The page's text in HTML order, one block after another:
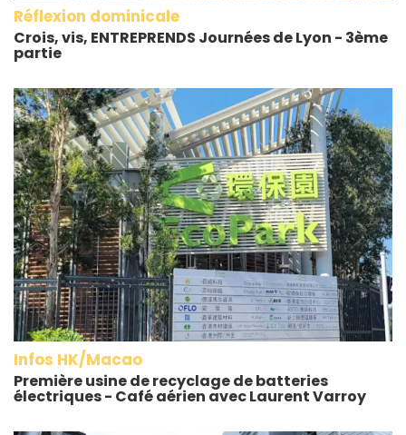
Réflexion dominicale
Crois, vis, ENTREPRENDS Journées de Lyon - 3ème
partie
Infos HK/Macao
Première usine de recyclage de batteries
électriques - Café aérien avec Laurent Varroy